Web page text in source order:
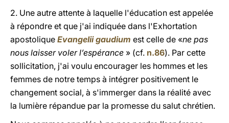
2. Une autre attente à laquelle l'éducation est appelée
à répondre et que j'ai indiquée dans l'Exhortation
apostolique Evangelii gaudium est celle de «ne pas
nous laisser voler l’espérance » (cf. n.86). Par cette
sollicitation, j'ai voulu encourager les hommes et les
femmes de notre temps à intégrer positivement le
changement social, à s'immerger dans la réalité avec
la lumière répandue par la promesse du salut chrétien.